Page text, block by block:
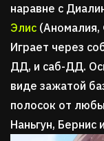
наравне с
Элис (Аномалия,
Играет через
ДД, и саб-ДД.
виде зажатой
полосок от
Наньгун, Бернис